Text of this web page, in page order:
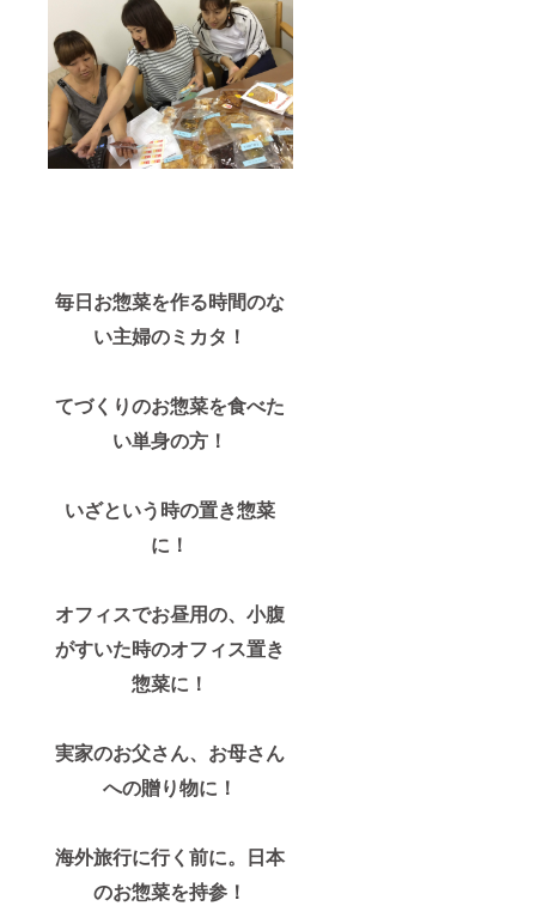
毎日お惣菜を作る時間のな
い主婦のミカタ！
てづくりのお惣菜を食べた
い単身の方！
いざという時の置き惣菜
に！
オフィスでお昼用の、小腹
がすいた時のオフィス置き
惣菜に！
実家のお父さん、お母さん
への贈り物に！
海外旅行に行く前に。日本
のお惣菜を持参！